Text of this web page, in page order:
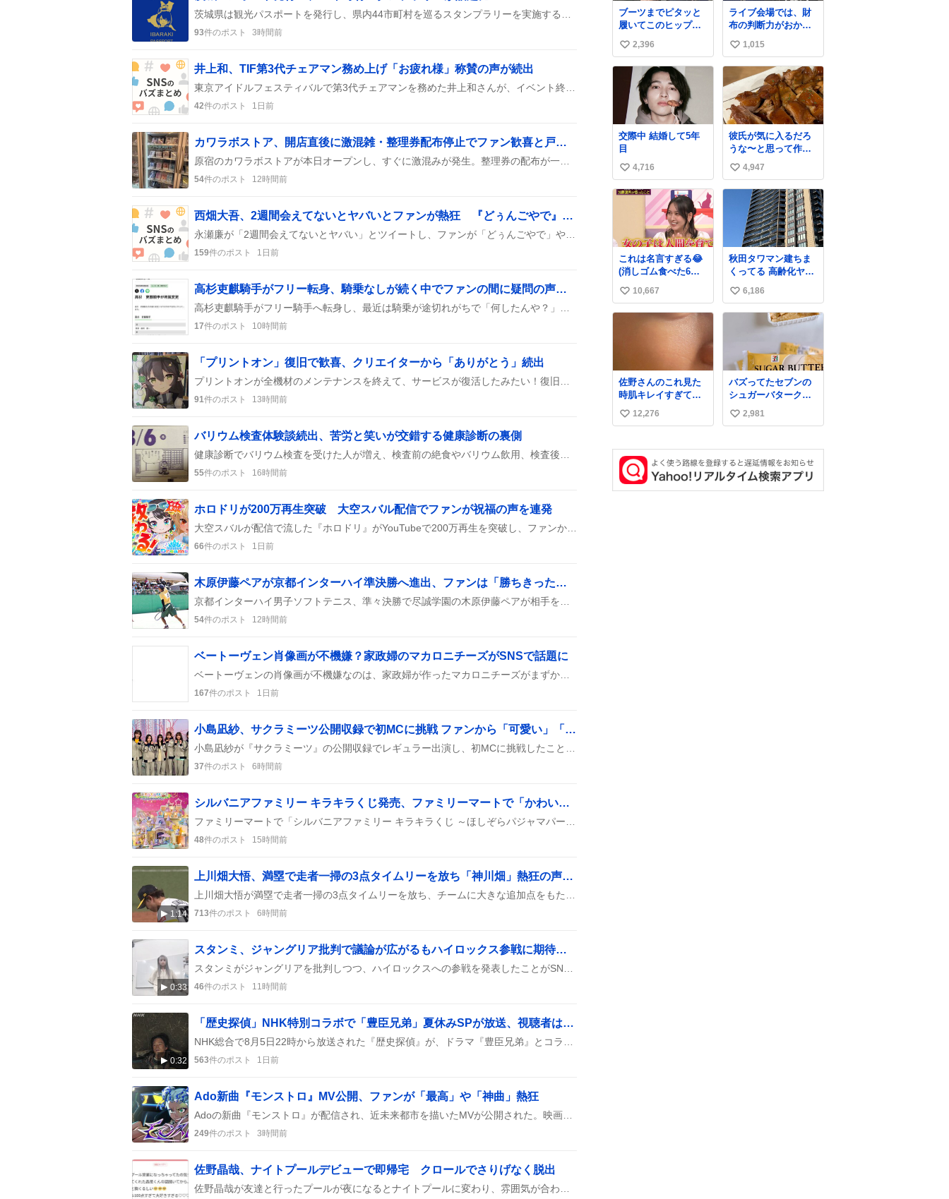
93件のポスト 3時間前
井上和、TIF第3代チェアマン務め上げ「お疲れ様」称賛の声が続出
42件のポスト 1日前
カワラボストア、開店直後に激混雑・整理券配布停止でファン歓喜と戸惑い
54件のポスト 12時間前
西畑大吾、2週間会えてないとヤバいとファンが熱狂 『どぅんごやで』が話題に
159件のポスト 1日前
高杉吏麒騎手がフリー転身、騎乗なしが続く中でファンの間に疑問の声が上がる
17件のポスト 10時間前
「プリントオン」復旧で歓喜、クリエイターから「ありがとう」続出
91件のポスト 13時間前
バリウム検査体験談続出、苦労と笑いが交錯する健康診断の裏側
55件のポスト 16時間前
ホロドリが200万再生突破 大空スバル配信でファンが祝福の声を連発
66件のポスト 1日前
木原伊藤ペアが京都インターハイ準決勝へ進出、ファンは「勝ちきった！」と歓喜
54件のポスト 12時間前
ベートーヴェン肖像画が不機嫌？家政婦のマカロニチーズがSNSで話題に
167件のポスト 1日前
小島凪紗、サクラミーツ公開収録で初MCに挑戦 ファンから「可愛い」「最高」絶賛の声
37件のポスト 6時間前
シルバニアファミリー キラキラくじ発売、ファミリーマートで「かわいさ」に沸く熱狂
48件のポスト 15時間前
1:14
上川畑大悟、満塁で走者一掃の3点タイムリーを放ち「神川畑」熱狂の声がSNSに炸裂
713件のポスト 6時間前
0:33
スタンミ、ジャングリア批判で議論が広がるもハイロックス参戦に期待の声
46件のポスト 11時間前
0:32
「歴史探偵」NHK特別コラボで「豊臣兄弟」夏休みSPが放送、視聴者は「楽しみ」や「感動」を語る
563件のポスト 1日前
Ado新曲『モンストロ』MV公開、ファンが「最高」や「神曲」熱狂
249件のポスト 3時間前
佐野晶哉、ナイトプールデビューで即帰宅 クロールでさりげなく脱出
ブーツまでピタッと
履いてこのヒップラ
イン…強すぎる。
い
い
2,396
ライブ会場では、財
布の判断力がおかし
くなる。
い
い
ね
数
1,015
交際中 結婚して5年
目
い
い
4,716
彼氏が気に入るだろ
うな〜と思って作っ
たら想像の何倍も美
味しい美味しい言っ
てくれて嬉しい
い
い
4,947
これは名言すぎる😂
(消しゴム食べた6歳
の弟を思い出しなが
ら)
い
い
10,667
秋田タワマン建ちま
くってる 高齢化ヤバ
すぎて駅前にコンパ
クトシティつくって
高齢者を住ませる考
えらしい 病院も全部
い
い
6,186
佐野さんのこれ見た
時肌キレイすぎてび
っくりしたし、やは
りアイドルって体型･
い
ね
数
12,276
バズってたセブンの
シュガーバタークレ
ープうますぎて
7NOWで買い溜め🛒
い
ね
数
2,981